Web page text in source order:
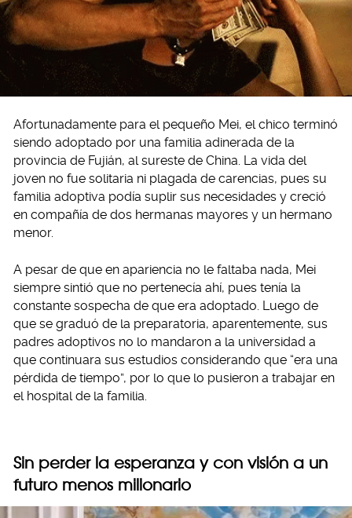
Afortunadamente para el pequeño Mei, el chico terminó
siendo adoptado por una familia adinerada de la
provincia de Fujián, al sureste de China. La vida del
joven no fue solitaria ni plagada de carencias, pues su
familia adoptiva podía suplir sus necesidades y creció
en compañía de dos hermanas mayores y un hermano
menor.
A pesar de que en apariencia no le faltaba nada, Mei
siempre sintió que no pertenecía ahí, pues tenía la
constante sospecha de que era adoptado. Luego de
que se graduó de la preparatoria, aparentemente, sus
padres adoptivos no lo mandaron a la universidad a
que continuara sus estudios considerando que “era una
pérdida de tiempo”, por lo que lo pusieron a trabajar en
el hospital de la familia.
Sin perder la esperanza y con visión a un
futuro menos millonario